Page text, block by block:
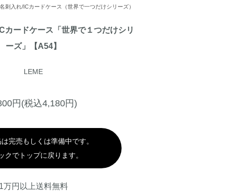
名刺入れ/ICカードケース（世界で一つだけシリーズ）
カードケース「世界で１つだけシリ
ーズ」【A54】
LEME
円(税込4,180円)
完売もしくは準備中です。
クでトップに戻ります。
1万円以上送料無料